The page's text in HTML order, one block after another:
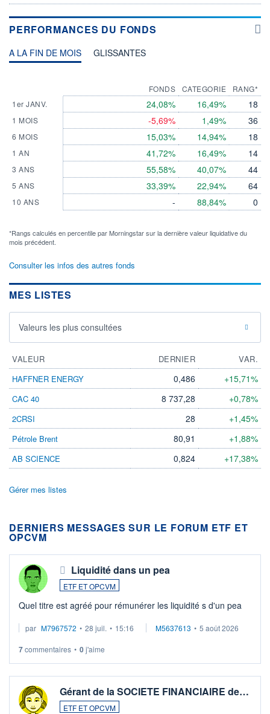
PERFORMANCES DU FONDS
A LA FIN DE MOIS GLISSANTES
1er JANV.
1 MOIS
6 MOIS
1 AN
3 ANS
5 ANS
10 ANS
FONDS
24,08%
-5,69%
15,03%
41,72%
55,58%
33,39%
-
CATEGORIE
16,49%
1,49%
14,94%
16,49%
40,07%
22,94%
88,84%
RANG*
18
36
18
14
44
64
0
*Rangs calculés en percentile par Morningstar sur la dernière valeur liquidative du
mois précédent.
Consulter les infos des autres fonds
MES LISTES
Valeurs les plus consultées
VALEUR DERNIER
VAR.
HAFFNER ENERGY
0,486 +15,71%
CAC 40 8 737,28 +0,78%
2CRSI 28 +1,45%
Pétrole Brent 80,91 +1,88%
AB SCIENCE 0,824 +17,38%
Gérer mes listes
DERNIERS MESSAGES SUR LE FORUM ETF ET
OPCVM
Liquidité dans un pea
ETF ET OPCVM
Quel titre est agréé pour rémunérer les liquidité s d'un pea
par M7967572 • 28 juil. • 15:16 M5637613 • 5 août 2026
7commentaires • 0j'aime
Gérant de la SOCIETE FINANCIAIRE de…
ETF ET OPCVM